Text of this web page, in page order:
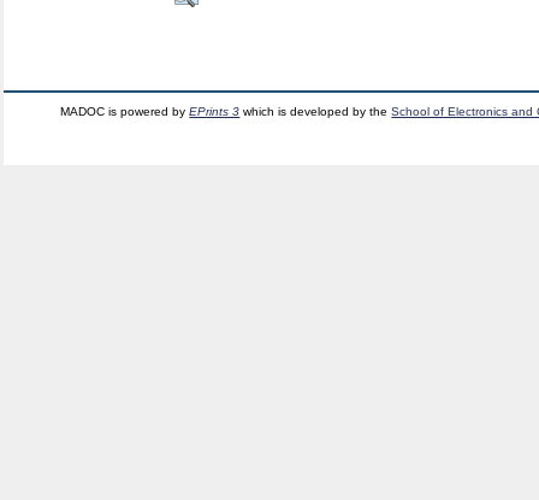
MADOC is powered byEPrints 3 which is developed by theSchool of Electronics and